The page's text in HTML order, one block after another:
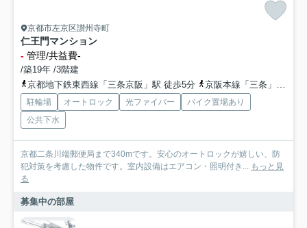
京都市左京区讃州寺町
仁王門マンション
- 管理/共益費-
/築19年 /3階建
京都地下鉄東西線「三条京阪」駅 徒歩5分
京阪本線「三条」駅 徒歩7分
駐輪場 オートロック 光ファイバー
バイク置場あり
公共下水
京都二条川端郵便局まで340mです。安心のオートロックが嬉しい、防
犯対策を考慮した物件です。室内設備はエアコン・照明付き... もっと見
る
募集中の部屋